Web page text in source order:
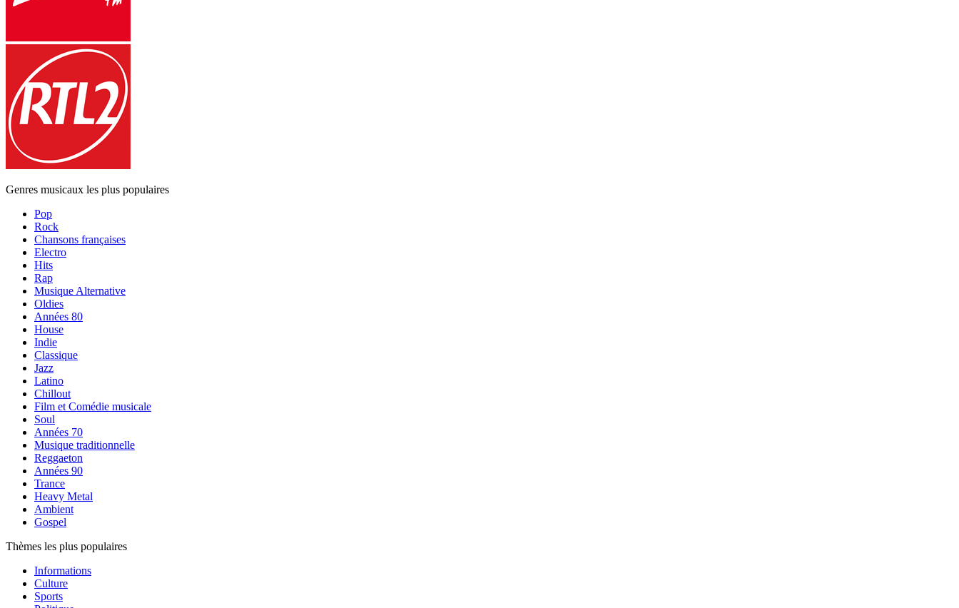
Genres musicaux les plus populaires
Pop
Rock
Chansons françaises
Electro
Hits
Rap
Musique Alternative
Oldies
Années 80
House
Indie
Classique
Jazz
Latino
Chillout
Film et Comédie musicale
Soul
Années 70
Musique traditionnelle
Reggaeton
Années 90
Trance
Heavy Metal
Ambient
Gospel
Thèmes les plus populaires
Informations
Culture
Sports